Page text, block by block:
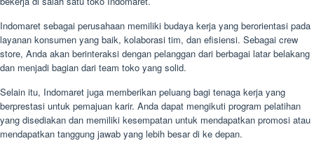
Indomaret sebagai perusahaan memiliki budaya kerja yang berorientasi pada
layanan konsumen yang baik, kolaborasi tim, dan efisiensi. Sebagai crew
store, Anda akan berinteraksi dengan pelanggan dari berbagai latar belakang
dan menjadi bagian dari team toko yang solid.
Selain itu, Indomaret juga memberikan peluang bagi tenaga kerja yang
berprestasi untuk pemajuan karir. Anda dapat mengikuti program pelatihan
yang disediakan dan memiliki kesempatan untuk mendapatkan promosi atau
mendapatkan tanggung jawab yang lebih besar di ke depan.